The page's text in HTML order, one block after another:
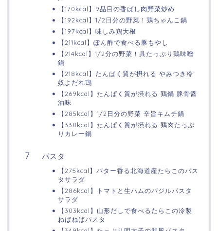
【170kcal】9品目の香ばし肉野菜炒め
【192kcal】1/2日分の野菜！鶏ちゃんこ鍋
【197kcal】味しみ鶏大根
【211kcal】ぽん酢で食べる豚もやし
【214kcal】1/2分の野菜！具たっぷり鶏味噌
鍋
【218kcal】たんぱく質が摂れる やみつき冷
奴よだれ鶏
【269kcal】たんぱく質が摂れる 鶏鍋 豚骨醤
油味
【285kcal】1/2日分の野菜 辛旨キムチ鍋
【338kcal】たんぱく質が摂れる 鶏肉たっぷ
りカレー鍋
パスタ
【275kcal】バター香る北海道産たらこのパス
タサラダ
【286kcal】トマトと生ハムのバジルパスタ
サラダ
【303kcal】山形だしで食べるたらこの冷製
ねばねばパスタ